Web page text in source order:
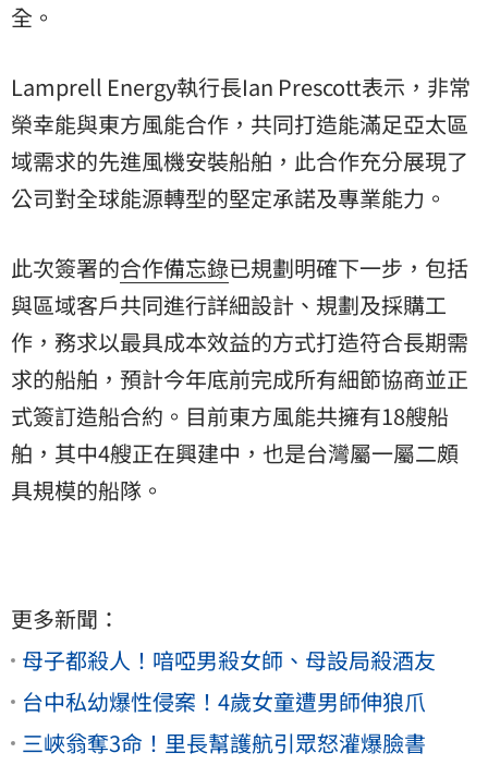
全。
Lamprell Energy執行長Ian Prescott表示，非常
榮幸能與東方風能合作，共同打造能滿足亞太區
域需求的先進風機安裝船舶，此合作充分展現了
公司對全球能源轉型的堅定承諾及專業能力。
此次簽署的合作備忘錄已規劃明確下一步，包括
與區域客戶共同進行詳細設計、規劃及採購工
作，務求以最具成本效益的方式打造符合長期需
求的船舶，預計今年底前完成所有細節協商並正
式簽訂造船合約。目前東方風能共擁有18艘船
舶，其中4艘正在興建中，也是台灣屬一屬二頗
具規模的船隊。
更多新聞：
母子都殺人！喑啞男殺女師、母設局殺酒友
台中私幼爆性侵案！4歲女童遭男師伸狼爪
三峽翁奪3命！里長幫護航引眾怒灌爆臉書